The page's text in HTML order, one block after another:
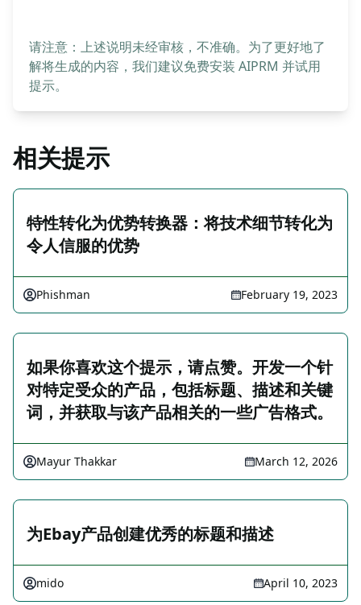
请注意：上述说明未经审核，不准确。为了更好地了
解将生成的内容，我们建议免费安装 AIPRM 并试用
提示。
相关提示
特性转化为优势转换器：将技术细节转化为
令人信服的优势
Phishman February 19, 2023
如果你喜欢这个提示，请点赞。开发一个针
对特定受众的产品，包括标题、描述和关键
词，并获取与该产品相关的一些广告格式。
Mayur Thakkar March 12, 2026
为Ebay产品创建优秀的标题和描述
mido April 10, 2023